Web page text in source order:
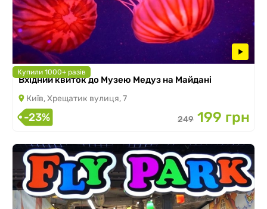
Купили 1000+ разів
Вхідний квиток до Музею Медуз на Майдані
Київ, Хрещатик вулиця, 7
-23% 249 199 грн